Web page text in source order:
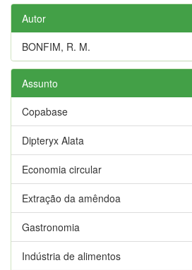
Autor
BONFIM, R. M.
Assunto
Copabase
Dipteryx Alata
Economia circular
Extração da amêndoa
Gastronomia
Indústria de alimentos